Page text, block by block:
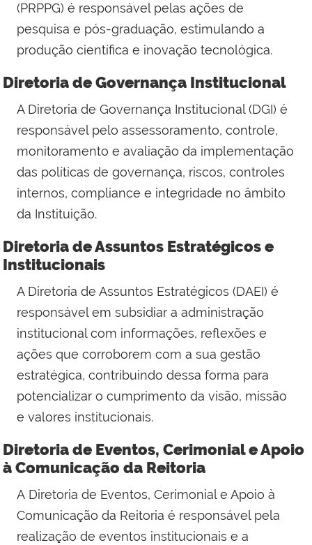
(PRPPG) é responsável pelas ações de
pesquisa e pós-graduação, estimulando a
produção científica e inovação tecnológica.
Diretoria de Governança Institucional
A Diretoria de Governança Institucional (DGI) é
responsável pelo assessoramento, controle,
monitoramento e avaliação da implementação
das políticas de governança, riscos, controles
internos, compliance e integridade no âmbito
da Instituição.
Diretoria de Assuntos Estratégicos e
Institucionais
A Diretoria de Assuntos Estratégicos (DAEI) é
responsável em subsidiar a administração
institucional com informações, reflexões e
ações que corroborem com a sua gestão
estratégica, contribuindo dessa forma para
potencializar o cumprimento da visão, missão
e valores institucionais.
Diretoria de Eventos, Cerimonial e Apoio
à Comunicação da Reitoria
A Diretoria de Eventos, Cerimonial e Apoio à
Comunicação da Reitoria é responsável pela
realização de eventos institucionais e a